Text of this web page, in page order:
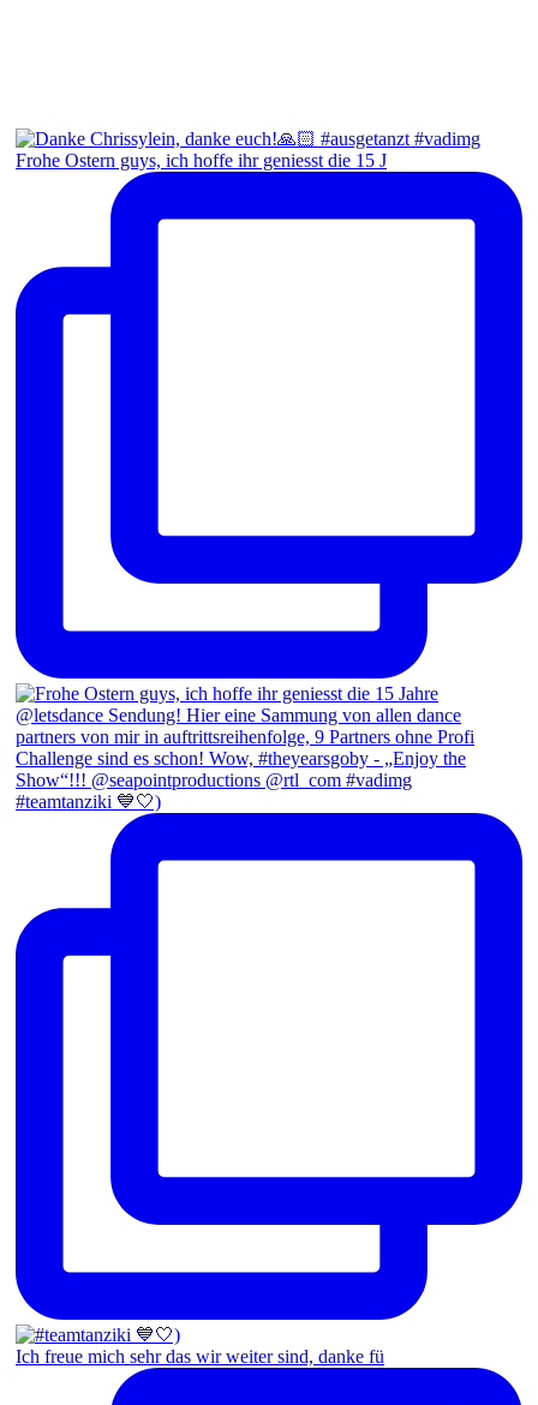
Frohe Ostern guys, ich hoffe ihr geniesst die 15 J
#teamtanziki 💙🤍)
Ich freue mich sehr das wir weiter sind, danke fü